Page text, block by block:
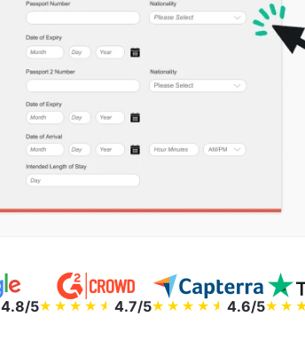
4.8/5 4.7/5 4.6/5